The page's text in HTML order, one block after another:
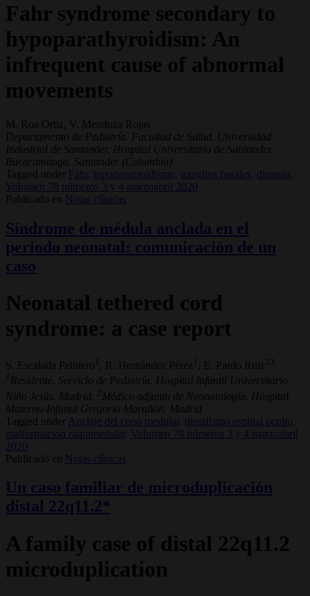
Fahr syndrome secondary to
hypoparathyroidism: An
infrequent cause of abnormal
movements
M. Roa Ortiz, V. Mendoza Rojas
Departamento de Pediatría. Facultad de Salud. Universidad
Industrial de Santander. Hospital Universitario de Santander.
Bucaramanga. Santander (Colombia)
Tagged under
Fahr, hipoparatiroidismo, ganglios basales, distonía,
Volumen 78 números 3 y 4 marzoabril 2020
Publicado en
Notas clínicas
Síndrome de médula anclada en el
periodo neonatal: comunicación de un
caso
Neonatal tethered cord
syndrome: a case report
S. Escalada Pellitero 1 , R. Hernández Pérez 1 , E. Pardo Ruiz 23
1 Residente. Servicio de Pediatría. Hospital Infantil Universitario
Niño Jesús. Madrid.
2 Médico adjunto de Neonatología. Hospital
Materno-Infantil Gregorio Marañón. Madrid
Tagged under
Anclaje del cono medular,
disrafismo espinal oculto,
malformación raquimedular,
Volumen 78 números 3 y 4 marzoabril
2020
Publicado en
Notas clínicas
Un caso familiar de microduplicación
distal 22q11.2*
A family case of distal 22q11.2
microduplication